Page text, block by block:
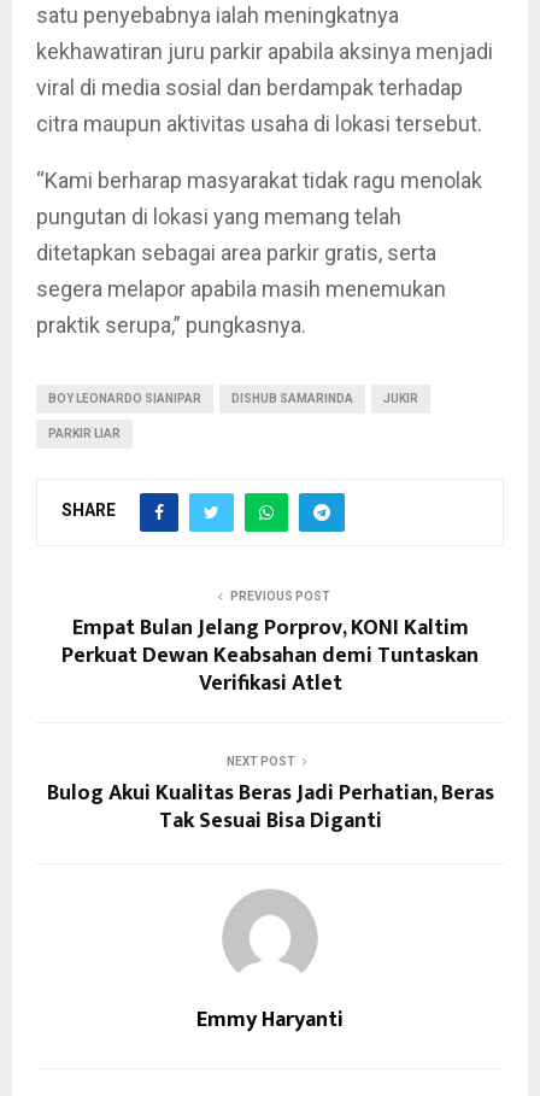
satu penyebabnya ialah meningkatnya
kekhawatiran juru parkir apabila aksinya menjadi
viral di media sosial dan berdampak terhadap
citra maupun aktivitas usaha di lokasi tersebut.
“Kami berharap masyarakat tidak ragu menolak
pungutan di lokasi yang memang telah
ditetapkan sebagai area parkir gratis, serta
segera melapor apabila masih menemukan
praktik serupa,” pungkasnya.
BOY LEONARDO SIANIPAR DISHUB SAMARINDA JUKIR
PARKIR LIAR
SHARE
PREVIOUS POST
Empat Bulan Jelang Porprov, KONI Kaltim
Perkuat Dewan Keabsahan demi Tuntaskan
Verifikasi Atlet
NEXT POST
Bulog Akui Kualitas Beras Jadi Perhatian, Beras
Tak Sesuai Bisa Diganti
Emmy Haryanti